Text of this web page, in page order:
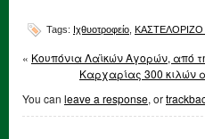
Tags: Ιχθυοτροφείο ΚΑΣΤΕΛΟΡΙΖΟ
« Κουπόνια Λαϊκών Αγορών, από
Καρχαρίας 300 κιλών
You can leave a response, or